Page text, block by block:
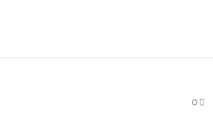
0